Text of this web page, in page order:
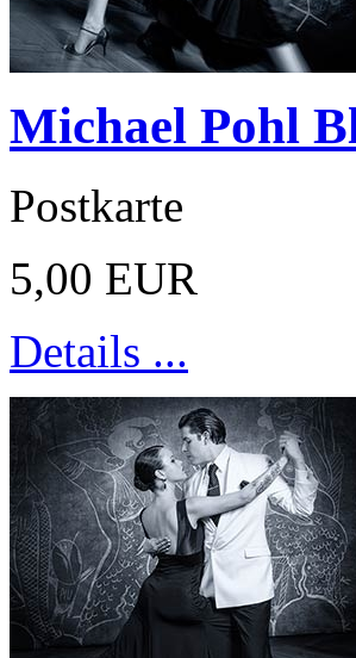
Michael Pohl
Postkarte
5,00 EUR
Details ...